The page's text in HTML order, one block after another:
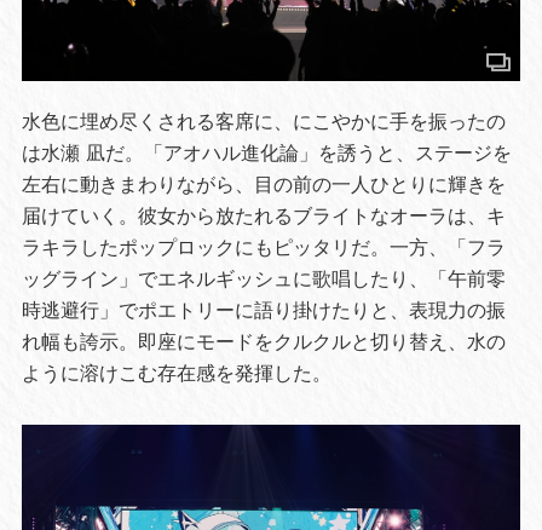
水色に埋め尽くされる客席に、にこやかに手を振ったの
は水瀬 凪だ。「アオハル進化論」を誘うと、ステージを
左右に動きまわりながら、目の前の一人ひとりに輝きを
届けていく。彼女から放たれるブライトなオーラは、キ
ラキラしたポップロックにもピッタリだ。一方、「フラ
ッグライン」でエネルギッシュに歌唱したり、「午前零
時逃避行」でポエトリーに語り掛けたりと、表現力の振
れ幅も誇示。即座にモードをクルクルと切り替え、水の
ように溶けこむ存在感を発揮した。